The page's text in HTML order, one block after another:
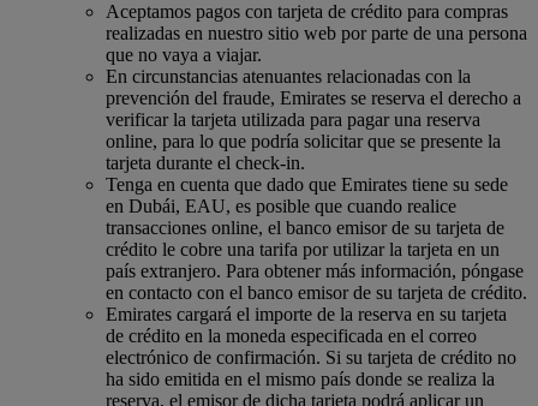
Aceptamos pagos con tarjeta de crédito para compras
realizadas en nuestro sitio web por parte de una persona
que no vaya a viajar.
En circunstancias atenuantes relacionadas con la
prevención del fraude, Emirates se reserva el derecho a
verificar la tarjeta utilizada para pagar una reserva
online, para lo que podría solicitar que se presente la
tarjeta durante el check-in.
Tenga en cuenta que dado que Emirates tiene su sede
en Dubái, EAU, es posible que cuando realice
transacciones online, el banco emisor de su tarjeta de
crédito le cobre una tarifa por utilizar la tarjeta en un
país extranjero. Para obtener más información, póngase
en contacto con el banco emisor de su tarjeta de crédito.
Emirates cargará el importe de la reserva en su tarjeta
de crédito en la moneda especificada en el correo
electrónico de confirmación. Si su tarjeta de crédito no
ha sido emitida en el mismo país donde se realiza la
reserva, el emisor de dicha tarjeta podrá aplicar un